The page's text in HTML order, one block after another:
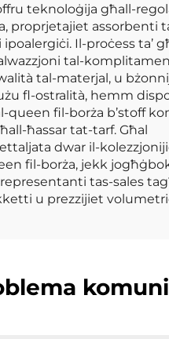
teknoloġija għall-
proprjetajiet assorbenti
Il-proċess ta’
tal-
tal-materjal, u
fl-ostralità, hemm
queen fil-borża b’stoff
ħassar tat-tarf. Għal
dwar il-
fil-borża, jekk
tas-sales
u prezzijiet
komuni